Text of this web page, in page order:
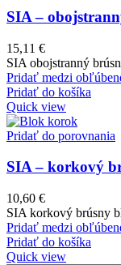
SIA –
15,11 €
SIA obojstranný
Pridať medzi
Pridať do košíka
Quick view
Pridať do porovnania
SIA – korkový
10,60 €
SIA korkový brúsny
Pridať medzi
Pridať do košíka
Quick view